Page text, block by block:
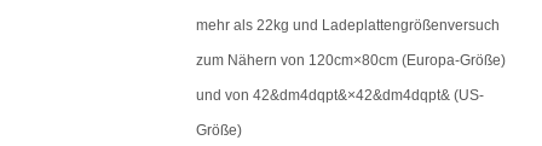
mehr als 22kg und Ladeplattengrößenversuch
zum Nähern von 120cm×80cm (Europa-Größe)
und von 42&dm4dqpt&×42&dm4dqpt& (US-
Größe)